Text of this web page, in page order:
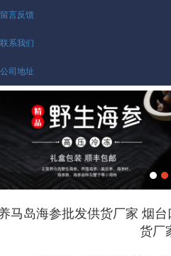
留言反馈
联系我们
公司地址
马岛海参批发供货厂家 烟
货厂